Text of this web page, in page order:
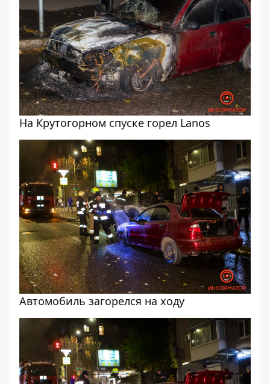
На Крутогорном спуске горел Lanos
Автомобиль загорелся на ходу